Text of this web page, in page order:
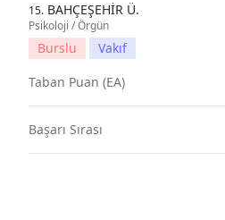
15. BAHÇEŞEHİR Ü.
Psikoloji / Örgün
Burslu
Vakıf
Taban Puan (EA)
Başarı Sırası